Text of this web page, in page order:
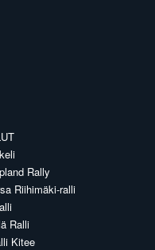
Rally
Riihimäki-ralli
Ralli
Kitee